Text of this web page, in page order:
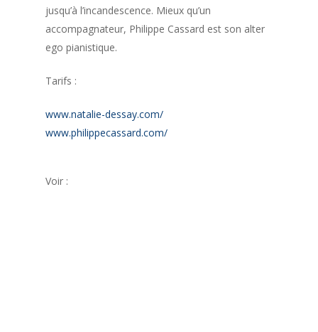
jusqu’à l’incandescence. Mieux qu’un
accompagnateur, Philippe Cassard est son alter
ego pianistique.
Tarifs :
www.natalie-dessay.com/‎
www.philippecassard.com/
Voir :